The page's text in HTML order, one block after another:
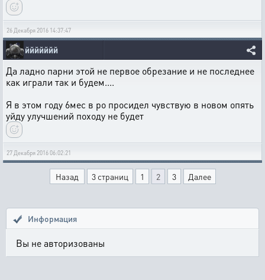
26 Декабря 2016 14:37:47
ййййййй
Да ладно парни этой не первое обрезание и не последнее
как играли так и будем....
Я в этом году 6мес в ро просидел чувствую в новом опять
уйду улучшений походу не будет
27 Декабря 2016 06:02:21
Назад 3 страниц 1 2 3 Далее
Информация
Вы не авторизованы